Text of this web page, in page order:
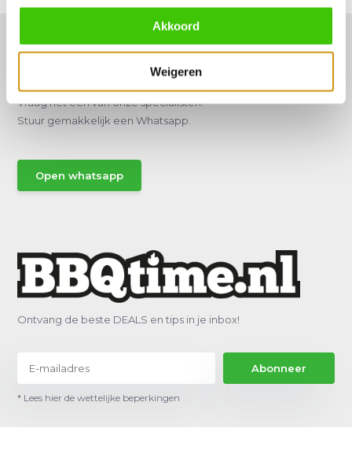
Akkoord
Weigeren
Hulp of advies nodig?
Vraag het een van onze specialisten!
Stuur gemakkelijk een Whatsapp.
Open whatsapp
Ontvang de beste DEALS en tips in je inbox!
Abonneer
* Lees hier de wettelijke beperkingen